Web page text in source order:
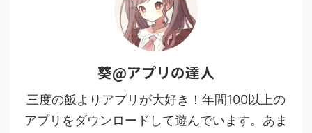
葵@アプリの達人
三度の飯よりアプリが大好き！年間100以上の
アプリをダウンロードして遊んでいます。あま